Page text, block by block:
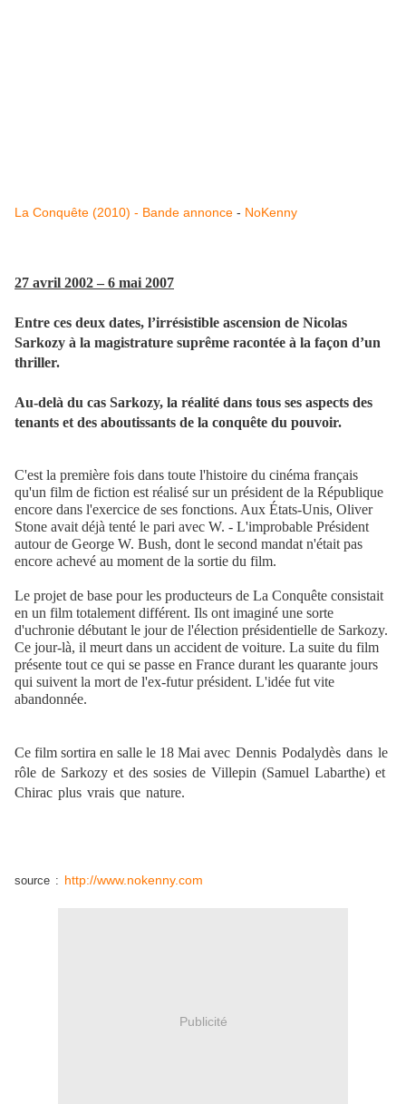
La Conquête (2010) - Bande annonce - NoKenny
27 avril 2002 – 6 mai 2007
Entre ces deux dates, l’irrésistible ascension de Nicolas
Sarkozy à la magistrature suprême racontée à la façon d’un
thriller.
Au-delà du cas Sarkozy, la réalité dans tous ses aspects des
tenants et des aboutissants de la conquête du pouvoir.
C'est la première fois dans toute l'histoire du cinéma français
qu'un film de fiction est réalisé sur un président de la République
encore dans l'exercice de ses fonctions. Aux États-Unis, Oliver
Stone avait déjà tenté le pari avec W. - L'improbable Président
autour de George W. Bush, dont le second mandat n'était pas
encore achevé au moment de la sortie du film.
Le projet de base pour les producteurs de La Conquête consistait
en un film totalement différent. Ils ont imaginé une sorte
d'uchronie débutant le jour de l'élection présidentielle de Sarkozy.
Ce jour-là, il meurt dans un accident de voiture. La suite du film
présente tout ce qui se passe en France durant les quarante jours
qui suivent la mort de l'ex-futur président. L'idée fut vite
abandonnée.
Ce film sortira en salle le 18 Mai avec Dennis Podalydès dans le
rôle de Sarkozy et des sosies de Villepin (Samuel Labarthe) et
Chirac plus vrais que nature.
source : http://www.nokenny.com
Publicité